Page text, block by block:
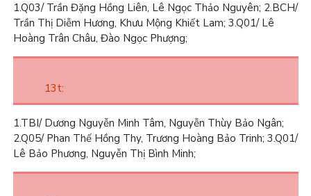
1.Q03/ Trần Đặng Hồng Liên, Lê Ngọc Thảo Nguyên; 2.BCH/
Trần Thị Diễm Hương, Khưu Mộng Khiết Lam; 3.Q01/ Lê
Hoàng Trân Châu, Đào Ngọc Phượng;
13t:
1.TBI/ Dương Nguyễn Minh Tâm, Nguyễn Thùy Bảo Ngân;
2.Q05/ Phan Thế Hồng Thy, Trương Hoàng Bảo Trinh; 3.Q01/
Lê Bảo Phương, Nguyễn Thị Bình Minh;